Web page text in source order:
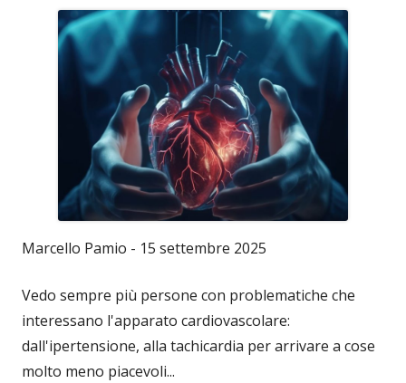
Marcello Pamio - 15 settembre 2025
Vedo sempre più persone con problematiche che
interessano l'apparato cardiovascolare:
dall'ipertensione, alla tachicardia per arrivare a cose
molto meno piacevoli...